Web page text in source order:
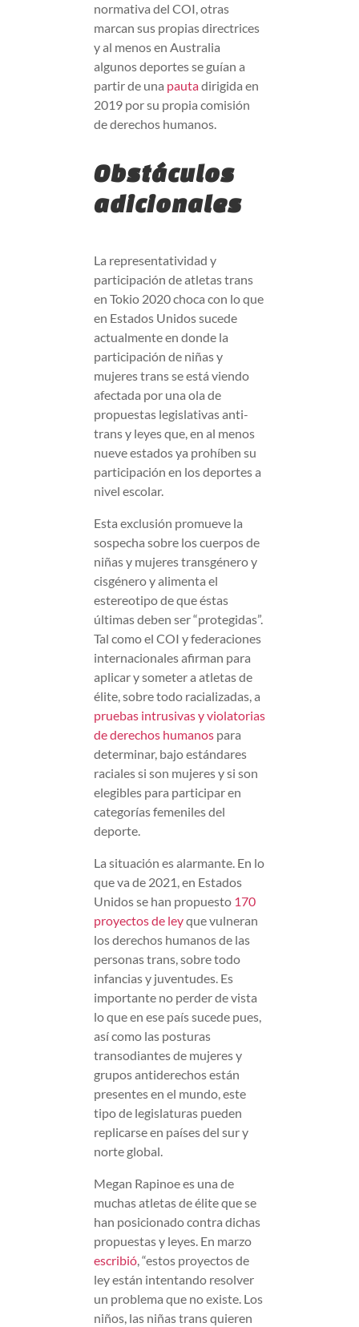
normativa del COI, otras
marcan sus propias directrices
y al menos en Australia
algunos deportes se guían a
partir de una pautadirigida en
2019 por su propia comisión
de derechos humanos.
Obstáculos
adicionales
La representatividad y
participación de atletas trans
en Tokio 2020 choca con lo que
en Estados Unidos sucede
actualmente en donde la
participación de niñas y
mujeres trans se está viendo
afectada por una ola de
propuestas legislativas anti-
trans y leyes que, en al menos
nueve estados ya prohíben su
participación en los deportes a
nivel escolar.
Esta exclusión promueve la
sospecha sobre los cuerpos de
niñas y mujeres transgénero y
cisgénero y alimenta el
estereotipo de que éstas
últimas deben ser “protegidas”.
Tal como el COI y federaciones
internacionales afirman para
aplicar y someter a atletas de
élite, sobre todo racializadas, a
pruebas intrusivas y violatorias
de derechos humanospara
determinar, bajo estándares
raciales si son mujeres y si son
elegibles para participar en
categorías femeniles del
deporte.
La situación es alarmante. En lo
que va de 2021, en Estados
Unidos se han propuesto 170
proyectos de leyque vulneran
los derechos humanos de las
personas trans, sobre todo
infancias y juventudes. Es
importante no perder de vista
lo que en ese país sucede pues,
así como las posturas
transodiantes de mujeres y
grupos antiderechos están
presentes en el mundo, este
tipo de legislaturas pueden
replicarse en países del sur y
norte global.
Megan Rapinoe es una de
muchas atletas de élite que se
han posicionado contra dichas
propuestas y leyes. En marzo
escribió, “estos proyectos de
ley están intentando resolver
un problema que no existe. Los
niños, las niñas trans quieren